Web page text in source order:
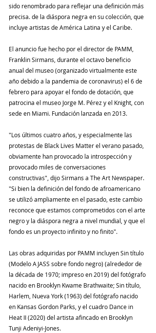
sido renombrado para reflejar una definición más
precisa. de la diáspora negra en su colección, que
incluye artistas de América Latina y el Caribe.
El anuncio fue hecho por el director de PAMM,
Franklin Sirmans, durante el octavo beneficio
anual del museo (organizado virtualmente este
año debido a la pandemia de coronavirus) el 6 de
febrero para apoyar el fondo de dotación, que
patrocina el museo Jorge M. Pérez y el Knight, con
sede en Miami. Fundación lanzada en 2013.
"Los últimos cuatro años, y especialmente las
protestas de Black Lives Matter el verano pasado,
obviamente han provocado la introspección y
provocado miles de conversaciones
constructivas", dijo Sirmans a The Art Newspaper.
"Si bien la definición del fondo de afroamericano
se utilizó ampliamente en el pasado, este cambio
reconoce que estamos comprometidos con el arte
negro y la diáspora negra a nivel mundial, y que el
fondo es un proyecto infinito y no finito".
Las obras adquiridas por PAMM incluyen Sin título
(Modelo AJASS sobre fondo negro) (alrededor de
la década de 1970; impreso en 2019) del fotógrafo
nacido en Brooklyn Kwame Brathwaite; Sin título,
Harlem, Nueva York (1963) del fotógrafo nacido
en Kansas Gordon Parks, y el cuadro Dance in
Heat II (2020) del artista afincado en Brooklyn
Tunji Adeniyi-Jones.